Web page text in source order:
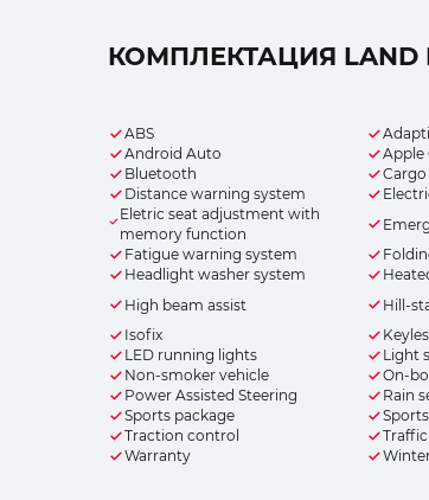
КОМПЛЕКТАЦИЯ LAND
ABS
Android Auto
Apple
Bluetooth
Distance warning system
Eletric seat adjustment with
memory function
Fatigue warning system
Headlight washer system
High beam assist
Hill-
Isofix
LED running lights
Light
Non-smoker vehicle
On-
Power Assisted Steering
Rain
Sports package
Traction control
Warranty